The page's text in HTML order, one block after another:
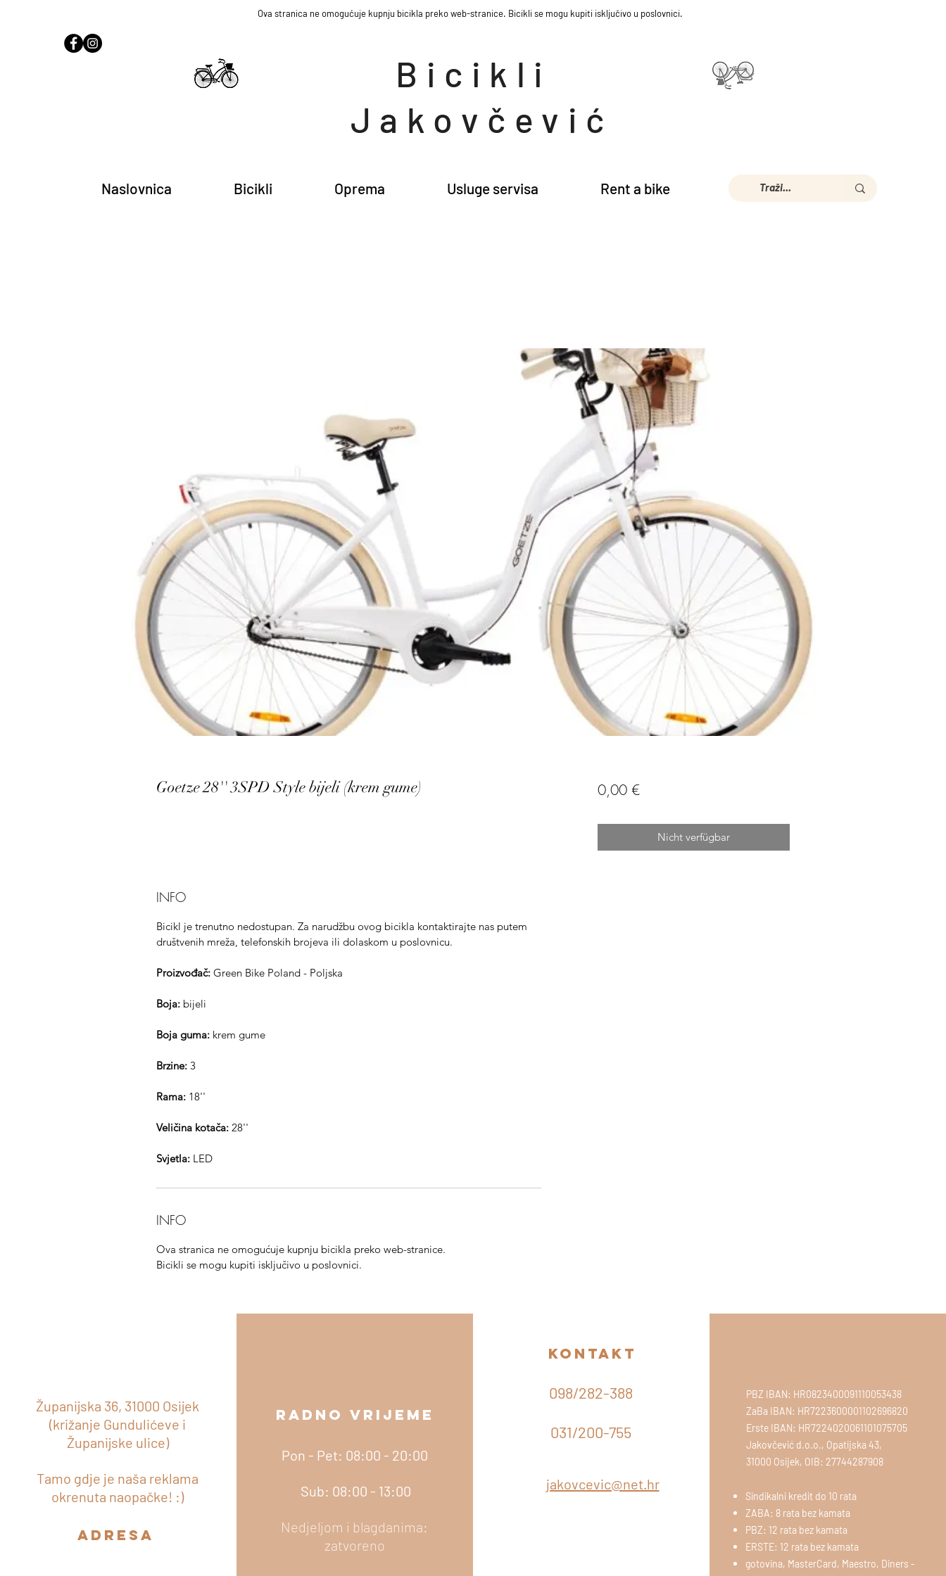
Ova stranica ne omogućuje kupnju bicikla preko web-stranice. Bicikli se mogu kupiti isključivo u poslovnici.
Bicikli
Jakovčević
Naslovnica Bicikli Oprema Usluge servisa Rent a bike
Goetze 28'' 3SPD Style bijeli (krem gume)
INFO
Bicikl je trenutno nedostupan. Za narudžbu ovog bicikla kontaktirajte nas putem
društvenih mreža, telefonskih brojeva ili dolaskom u poslovnicu.
Proizvođač: Green Bike Poland - Poljska
Boja: bijeli
Boja guma: krem gume
Brzine: 3
Rama: 18''
Veličina kotača: 28''
Svjetla: LED
INFO
Ova stranica ne omogućuje kupnju bicikla preko web-stranice.
Bicikli se mogu kupiti isključivo u poslovnici.
0,00 €Preis
Nicht verfügbar
ADRESA
Županijska 36, 31000 Osijek
(križanje Gundulićeve i
Županijske ulice)
Tamo gdje je naša reklama
okrenuta naopačke! :)
adresa
RADNO VRIJEME
Pon - Pet: 08:00 - 20:00
Sub: 08:00 - 13:00
Nedjeljom i blagdanima:
zatvoreno
kontakt
098/282-388
031/200-755
jakovcevic@net.hr
PBZ IBAN: HR0823400091110053438
ZaBa IBAN: HR7223600001102696820
Erste IBAN: HR7224020061101075705
Jakovčević d.o.o., Opatijska 43,
31000 Osijek, OIB: 27744287908
Sindikalni kredit do 10 rata
ZABA: 8 rata bez kamata
PBZ: 12 rata bez kamata
ERSTE: 12 rata bez kamata
gotovina, MasterCard, Maestro, Diners -